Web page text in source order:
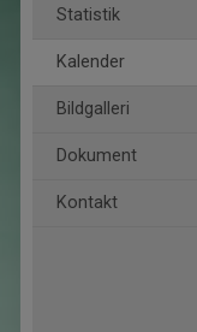
Statistik
Kalender
Bildgalleri
Dokument
Kontakt